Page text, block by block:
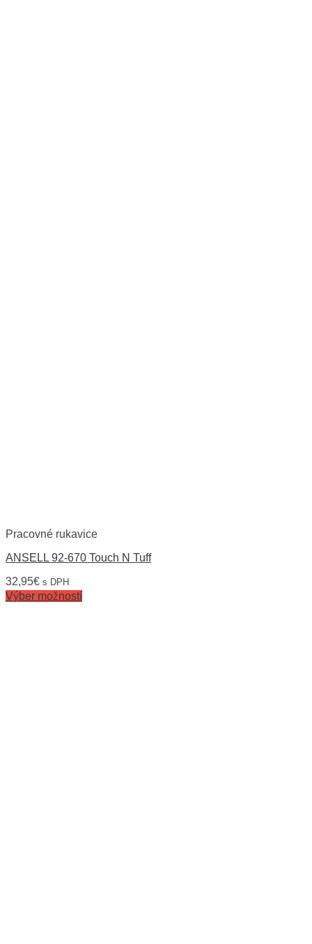
Pracovné rukavice
ANSELL 92-670 Touch N Tuff
32,95€ s DPH
Výber možností